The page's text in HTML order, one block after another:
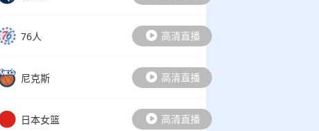
76人 高清直播
尼克斯 高清直播
日本女篮 高清直播